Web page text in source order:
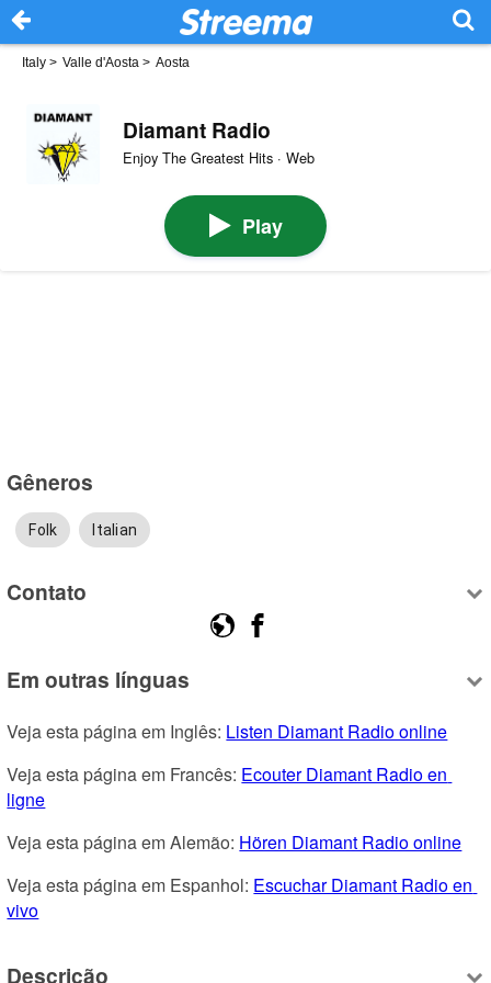
Italy > Valle d'Aosta > Aosta
Diamant Radio
Enjoy The Greatest Hits · Web
Play
Gêneros
Folk Italian
Contato
Em outras línguas
Veja esta página em Inglês: Listen Diamant Radio online
Veja esta página em Francês: Ecouter Diamant Radio en
ligne
Veja esta página em Alemão: Hören Diamant Radio online
Veja esta página em Espanhol: Escuchar Diamant Radio en
vivo
Descrição